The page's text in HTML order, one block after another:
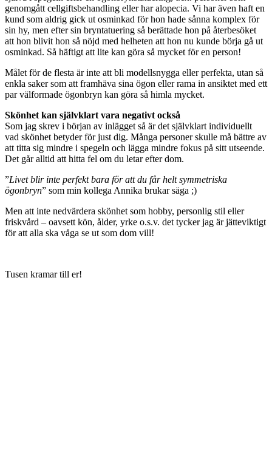
genomgått cellgiftsbehandling eller har alopecia. Vi har även haft en
kund som aldrig gick ut osminkad för hon hade sånna komplex för
sin hy, men efter sin bryntatuering så berättade hon på återbesöket
att hon blivit hon så nöjd med helheten att hon nu kunde börja gå ut
osminkad. Så häftigt att lite kan göra så mycket för en person!
Målet för de flesta är inte att bli modellsnygga eller perfekta, utan så
enkla saker som att framhäva sina ögon eller rama in ansiktet med ett
par välformade ögonbryn kan göra så himla mycket.
Skönhet kan självklart vara negativt också
Som jag skrev i början av inlägget så är det självklart individuellt
vad skönhet betyder för just dig. Många personer skulle må bättre av
att titta sig mindre i spegeln och lägga mindre fokus på sitt utseende.
Det går alltid att hitta fel om du letar efter dom.
”Livet blir inte perfekt bara för att du får helt symmetriska
ögonbryn” som min kollega Annika brukar säga ;)
Men att inte nedvärdera skönhet som hobby, personlig stil eller
friskvård – oavsett kön, ålder, yrke o.s.v. det tycker jag är jätteviktigt
för att alla ska våga se ut som dom vill!
Tusen kramar till er!